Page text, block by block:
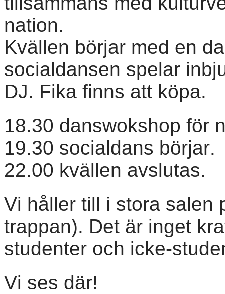
nation.
Kvällen börjar med en
socialdansen spelar
DJ. Fika finns att köpa.
18.30 danswokshop för
19.30 socialdans börjar.
22.00 kvällen avslutas.
Vi håller till i stora salen
trappan). Det är inget
studenter och icke-
Vi ses där!